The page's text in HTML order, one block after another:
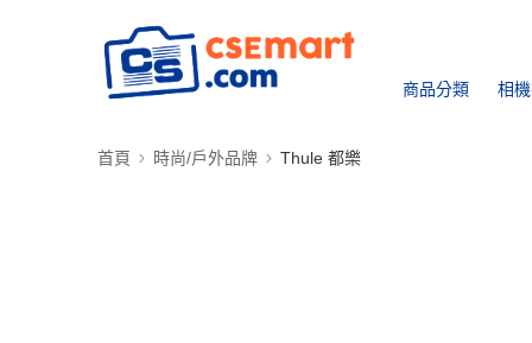
商品分類 相
首頁 時尚/戶外品牌 Thule 都樂